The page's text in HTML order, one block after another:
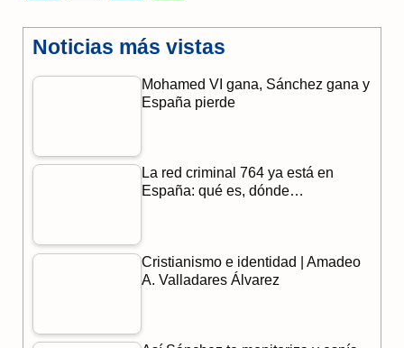
c
o
l
e
a
a
t
p
Noticias más vistas
Mohamed VI gana, Sánchez gana y
España pierde
La red criminal 764 ya está en
España: qué es, dónde…
Cristianismo e identidad | Amadeo
A. Valladares Álvarez